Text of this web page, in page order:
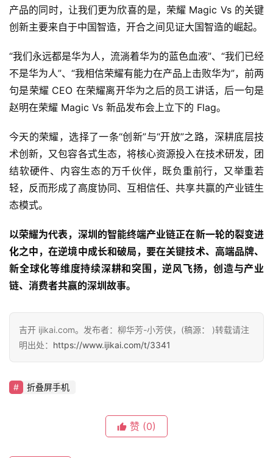
产品的同时，让我们更为欣喜的是，荣耀 Magic Vs 的关键
创新主要来自于中国智造，开合之间见证大国智造的崛起。
“我们永远都是华为人，流淌着华为的蓝色血液”、“我们已经
不是华为人”、“我相信荣耀有能力在产品上击败华为”，前两
句是荣耀 CEO 在荣耀离开华为之后的员工讲话，后一句是
赵明在荣耀 Magic Vs 新品发布会上立下的 Flag。
今天的荣耀，选择了一条“创新”与“开放”之路，深耕底层技
术创新，又包容各式生态，将核心资源投入在技术研发，团
结软硬件、内容生态的万千伙伴，既负重前行，又举重若
轻，反而形成了高度协同、互相信任、共享共赢的产业链生
态模式。
以荣耀为代表，深圳的智能终端产业链正在新一轮的裂变进
化之中，在逆境中成长和破局，要在关键技术、高端品牌、
新全球化等维度持续深耕和突围，逆风飞扬，创造与产业
链、消费者共赢的深圳故事。
吉开 ijikai.com。发布者：柳华芳-小芳侠，(稿源： )转载请注
明出处： https://www.ijikai.com/t/3341
折叠屏手机
赞 (0)